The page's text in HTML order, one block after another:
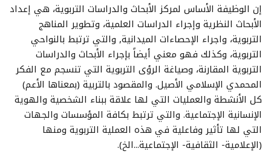
إن الوظيفة الأساس لمركز الأبحاث والدراسات التربوية، هي إعداد
الأبحاث النظرية وإجراء الدراسات العلمية، وتطوير المناهج
التربوية، واجراء الإحصاءات الميدانية, والتي ترتبط بالنواحي
التربوية، وكذلك فهو معني أيضاً بإجراء الأبحاث والدراسات
التربوية المقارنة، وصياغة الرؤى التربوية التي تنسجم مع الفكر
المحمدي الإسلامي الأصيل. والمقصود بالتربية (بمعناها الأعم)
كل الأنشطة والعمليات التي لها علاقة ببناء الشخصية والهوية
الإنسانية الإجتماعية. والتي ترتبط بكافة المؤسسات والجهات
التي لها تأثير وفاعلية في هذه العملية التربوية ومنها
(الإعلامية- الثقافية- الإجتماعية...الخ).